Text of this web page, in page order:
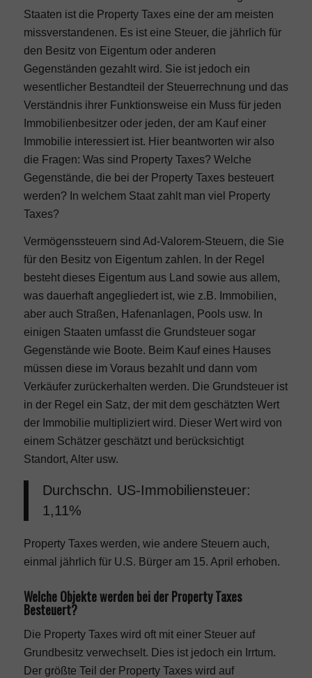
Staaten ist die Property Taxes eine der am meisten
missverstandenen. Es ist eine Steuer, die jährlich für
den Besitz von Eigentum oder anderen
Gegenständen gezahlt wird. Sie ist jedoch ein
wesentlicher Bestandteil der Steuerrechnung und das
Verständnis ihrer Funktionsweise ein Muss für jeden
Immobilienbesitzer oder jeden, der am Kauf einer
Immobilie interessiert ist. Hier beantworten wir also
die Fragen: Was sind Property Taxes? Welche
Gegenstände, die bei der Property Taxes besteuert
werden? In welchem Staat zahlt man viel Property
Taxes?
Vermögenssteuern sind Ad-Valorem-Steuern, die Sie
für den Besitz von Eigentum zahlen. In der Regel
besteht dieses Eigentum aus Land sowie aus allem,
was dauerhaft angegliedert ist, wie z.B. Immobilien,
aber auch Straßen, Hafenanlagen, Pools usw. In
einigen Staaten umfasst die Grundsteuer sogar
Gegenstände wie Boote. Beim Kauf eines Hauses
müssen diese im Voraus bezahlt und dann vom
Verkäufer zurückerhalten werden. Die Grundsteuer ist
in der Regel ein Satz, der mit dem geschätzten Wert
der Immobilie multipliziert wird. Dieser Wert wird von
einem Schätzer geschätzt und berücksichtigt
Standort, Alter usw.
Durchschn. US-Immobiliensteuer:
1,11%
Property Taxes werden, wie andere Steuern auch,
einmal jährlich für U.S. Bürger am 15. April erhoben.
Welche Objekte werden bei der Property Taxes
Besteuert?
Die Property Taxes wird oft mit einer Steuer auf
Grundbesitz verwechselt. Dies ist jedoch ein Irrtum.
Der größte Teil der Property Taxes wird auf